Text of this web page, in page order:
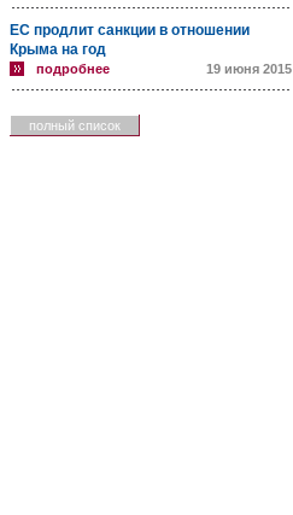
ЕС продлит санкции в отношении
Крыма на год
подробнее 19 июня 2015
полный список